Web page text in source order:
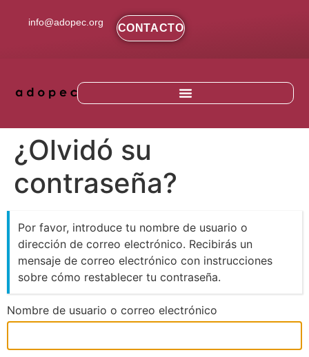
info@adopec.org CONTACTO
¿Olvidó su
contraseña?
Por favor, introduce tu nombre de usuario o
dirección de correo electrónico. Recibirás un
mensaje de correo electrónico con instrucciones
sobre cómo restablecer tu contraseña.
Nombre de usuario o correo electrónico